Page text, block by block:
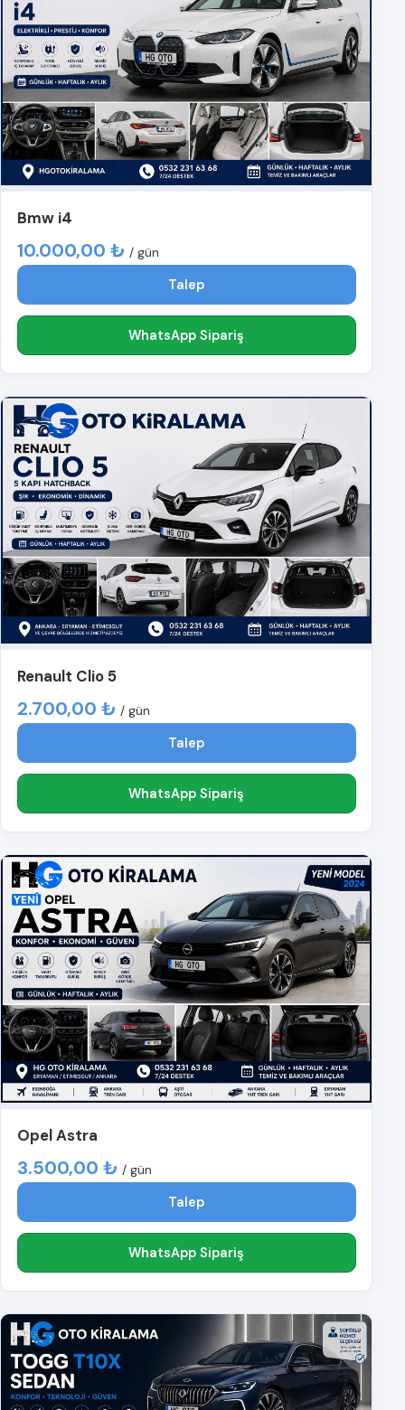
Bmw i4
10.000,00 ₺ / gün
Talep
WhatsApp Sipariş
Renault Clio 5
2.700,00 ₺ / gün
Talep
WhatsApp Sipariş
Opel Astra
3.500,00 ₺ / gün
Talep
WhatsApp Sipariş